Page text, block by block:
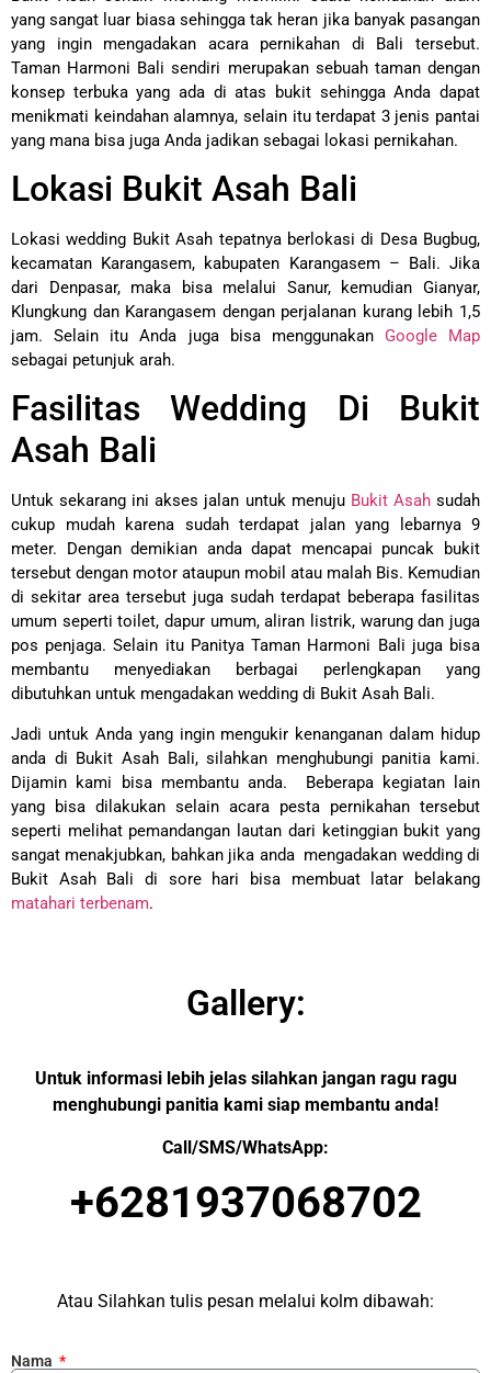
yang sangat luar biasa sehingga tak heran jika banyak pasangan
yang ingin mengadakan acara pernikahan di Bali tersebut.
Taman Harmoni Bali sendiri merupakan sebuah taman dengan
konsep terbuka yang ada di atas bukit sehingga Anda dapat
menikmati keindahan alamnya, selain itu terdapat 3 jenis pantai
yang mana bisa juga Anda jadikan sebagai lokasi pernikahan.
Lokasi Bukit Asah Bali
Lokasi wedding Bukit Asah tepatnya berlokasi di Desa Bugbug,
kecamatan Karangasem, kabupaten Karangasem – Bali. Jika
dari Denpasar, maka bisa melalui Sanur, kemudian Gianyar,
Klungkung dan Karangasem dengan perjalanan kurang lebih 1,5
jam. Selain itu Anda juga bisa menggunakan Google Map
sebagai petunjuk arah.
Fasilitas Wedding Di Bukit
Asah Bali
Untuk sekarang ini akses jalan untuk menuju Bukit Asahsudah
cukup mudah karena sudah terdapat jalan yang lebarnya 9
meter. Dengan demikian anda dapat mencapai puncak bukit
tersebut dengan motor ataupun mobil atau malah Bis. Kemudian
di sekitar area tersebut juga sudah terdapat beberapa fasilitas
umum seperti toilet, dapur umum, aliran listrik, warung dan juga
pos penjaga. Selain itu Panitya Taman Harmoni Bali juga bisa
membantu menyediakan berbagai perlengkapan yang
dibutuhkan untuk mengadakan wedding di Bukit Asah Bali.
Jadi untuk Anda yang ingin mengukir kenanganan dalam hidup
anda di Bukit Asah Bali, silahkan menghubungi panitia kami.
Dijamin kami bisa membantu anda. Beberapa kegiatan lain
yang bisa dilakukan selain acara pesta pernikahan tersebut
seperti melihat pemandangan lautan dari ketinggian bukit yang
sangat menakjubkan, bahkan jika anda mengadakan wedding di
Bukit Asah Bali di sore hari bisa membuat latar belakang
matahari terbenam.
Gallery:
Untuk informasi lebih jelas silahkan jangan ragu ragu
menghubungi panitia kami siap membantu anda!
Call/SMS/WhatsApp:
+6281937068702
Atau Silahkan tulis pesan melalui kolm dibawah:
Nama